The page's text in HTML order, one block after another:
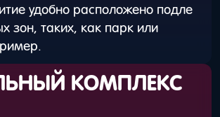
удобно расположено подле
зон, таких, как парк или
КОМПЛЕКС